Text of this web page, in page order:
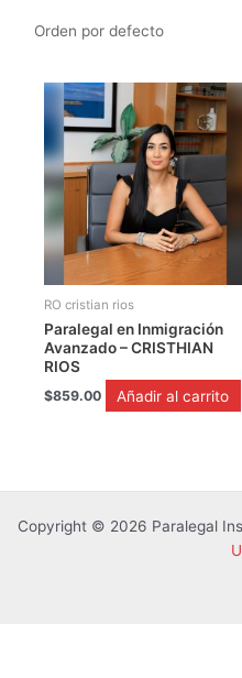
RO cristian rios
Paralegal en Inmigración
Avanzado – CRISTHIAN
RIOS
$859.00 Añadir al carrito
Copyright © 2026 Paralegal